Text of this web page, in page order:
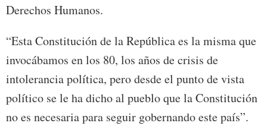
Derechos Humanos.
“Esta Constitución de la República es la misma que
invocábamos en los 80, los años de crisis de
intolerancia política, pero desde el punto de vista
político se le ha dicho al pueblo que la Constitución
no es necesaria para seguir gobernando este país”.